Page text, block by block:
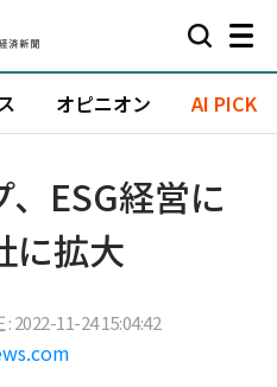
オピニオン AI PICK
ESG経営に
に拡大
: 2022-11-24 15:04:42